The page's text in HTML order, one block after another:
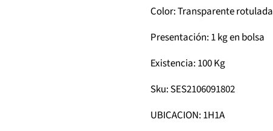
Color: Transparente rotulada
Presentación: 1 kg en bolsa
Existencia: 100 Kg
Sku: SES2106091802
UBICACION: 1H1A